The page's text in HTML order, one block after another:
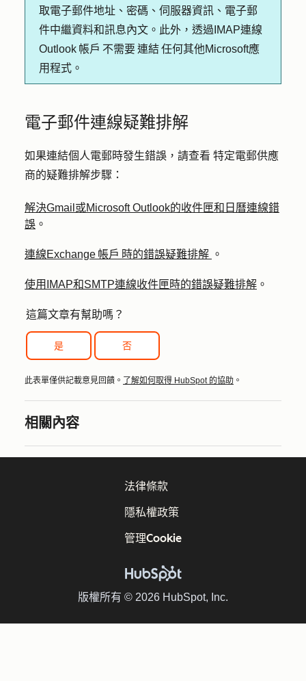
取電子郵件地址、密碼、伺服器資訊、電子郵
件中繼資料和訊息內文。此外，透過IMAP連線
Outlook 帳戶 不需要 連結 任何其他Microsoft應
用程式。
電子郵件連線疑難排解
如果連結個人電郵時發生錯誤，請查看 特定電郵供應
商的疑難排解步驟：
解決Gmail或Microsoft Outlook的收件匣和日曆連線錯
誤 。
連線Exchange 帳戶 時的錯誤疑難排解 。
使用IMAP和SMTP連線收件匣時的錯誤疑難排解 。
這篇文章有幫助嗎？
是 否
此表單僅供記載意見回饋。 了解如何取得 HubSpot 的協助 。
相關內容
版權所有 © 2026 HubSpot, Inc.
法律條款
隱私權政策
管理Cookie